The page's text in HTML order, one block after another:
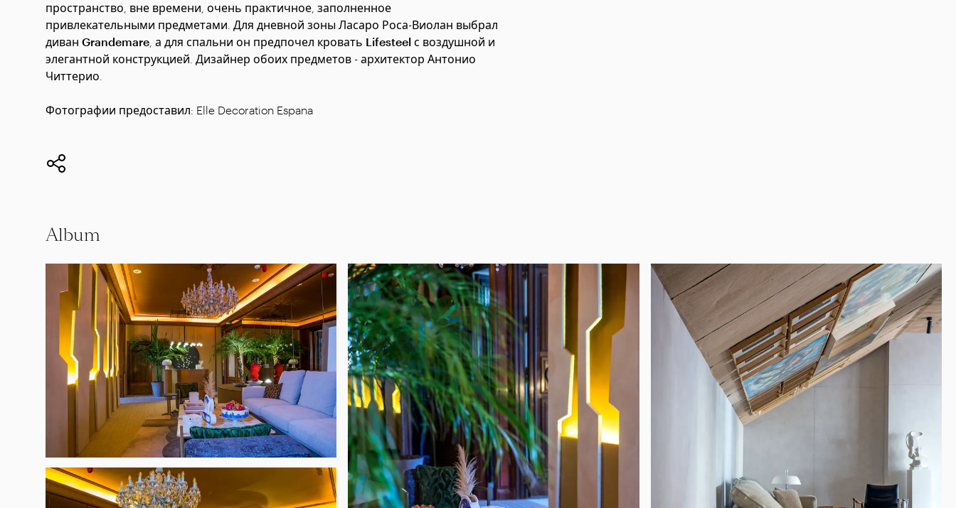
пространство, вне времени, очень практичное, заполненное
привлекательными предметами. Для дневной зоны Ласаро Роса-Виолан выбрал
диван Grandemare , а для спальни он предпочел кровать Lifesteel с воздушной и
элегантной конструкцией. Дизайнер обоих предметов - архитектор Антонио
Читтерио.
Фотографии предоставил: Elle Decoration Espana
Album